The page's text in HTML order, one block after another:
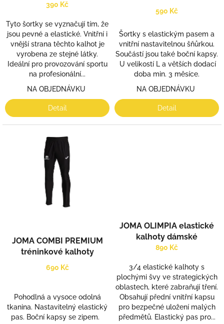
ů
390 Kč
Tyto šortky se vyznačují tím, že
jsou pevné a elastické. Vnitřní i
vnější strana těchto kalhot je
vyrobena ze stejné látky.
Ideální pro provozování sportu
na profesionální...
NA OBJEDNÁVKU
Detail
590 Kč
Šortky s elastickým pasem a
vnitřní nastavitelnou šňůrkou.
Součástí jsou také boční kapsy.
U velikostí L a větších dodací
doba min. 3 měsíce.
NA OBJEDNÁVKU
Detail
JOMA COMBI PREMIUM
tréninkové kalhoty
690 Kč
Pohodlná a vysoce odolná
tkanina. Nastavitelný elastický
pas. Boční kapsy se zipem.
JOMA OLIMPIA elastické
kalhoty dámské
890 Kč
3/4 elastické kalhoty s
plochými švy ve strategických
oblastech, které zabraňují tření.
Obsahují přední vnitřní kapsu
pro bezpečné uložení malých
předmětů. Elastický pas pro...